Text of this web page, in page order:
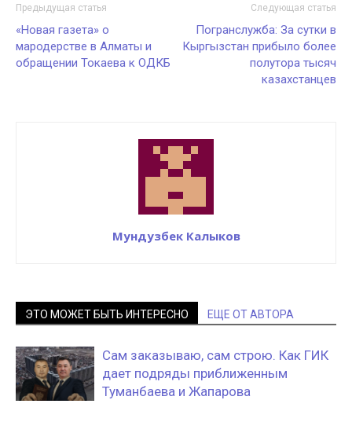
Предыдущая статья
«Новая газета» о
мародерстве в Алматы и
обращении Токаева к ОДКБ
Следующая статья
Погранслужба: За сутки в
Кыргызстан прибыло более
полутора тысяч
казахстанцев
Мундузбек Калыков
ЭТО МОЖЕТ БЫТЬ ИНТЕРЕСНО ЕЩЕ ОТ АВТОРА
Сам заказываю, сам строю. Как ГИК
дает подряды приближенным
Туманбаева и Жапарова